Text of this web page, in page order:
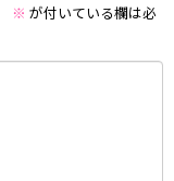
※ が付いている欄は必